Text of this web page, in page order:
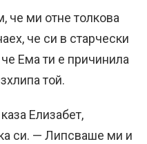
че ми отне толкова
че си в старчески
Ема ти е причинила
той.
Елизабет,
си. — Липсваше ми и